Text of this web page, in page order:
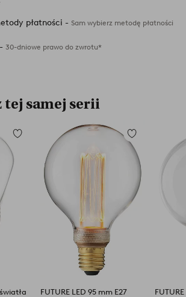
płatności - Sam wybierz metodę płatności
30-dniowe prawo do zwrotu*
samej serii
Dodaj
do
ulubionych
Dodaj
do
ulubionych
FUTURE LED 95 mm E27